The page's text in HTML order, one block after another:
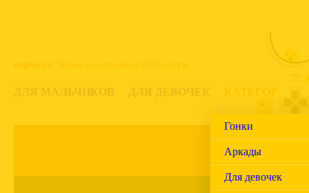
setplay.ru | Только качественные Online игры:
ДЛЯ МАЛЬЧИКОВ ДЛЯ ДЕВОЧЕК КАТЕГОРИИ
Гонки
Аркады
Для девочек
Топ 20